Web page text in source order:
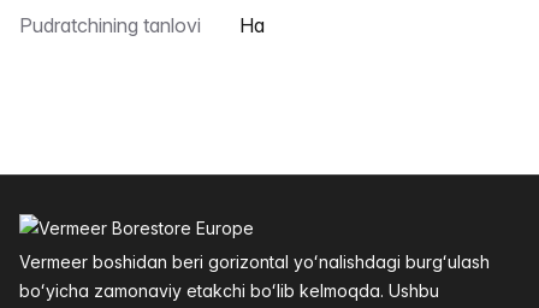
Pudratchining tanlovi
Ha
Vermeer boshidan beri gorizontal yoʻnalishdagi burgʻulash
boʻyicha zamonaviy etakchi boʻlib kelmoqda. Ushbu